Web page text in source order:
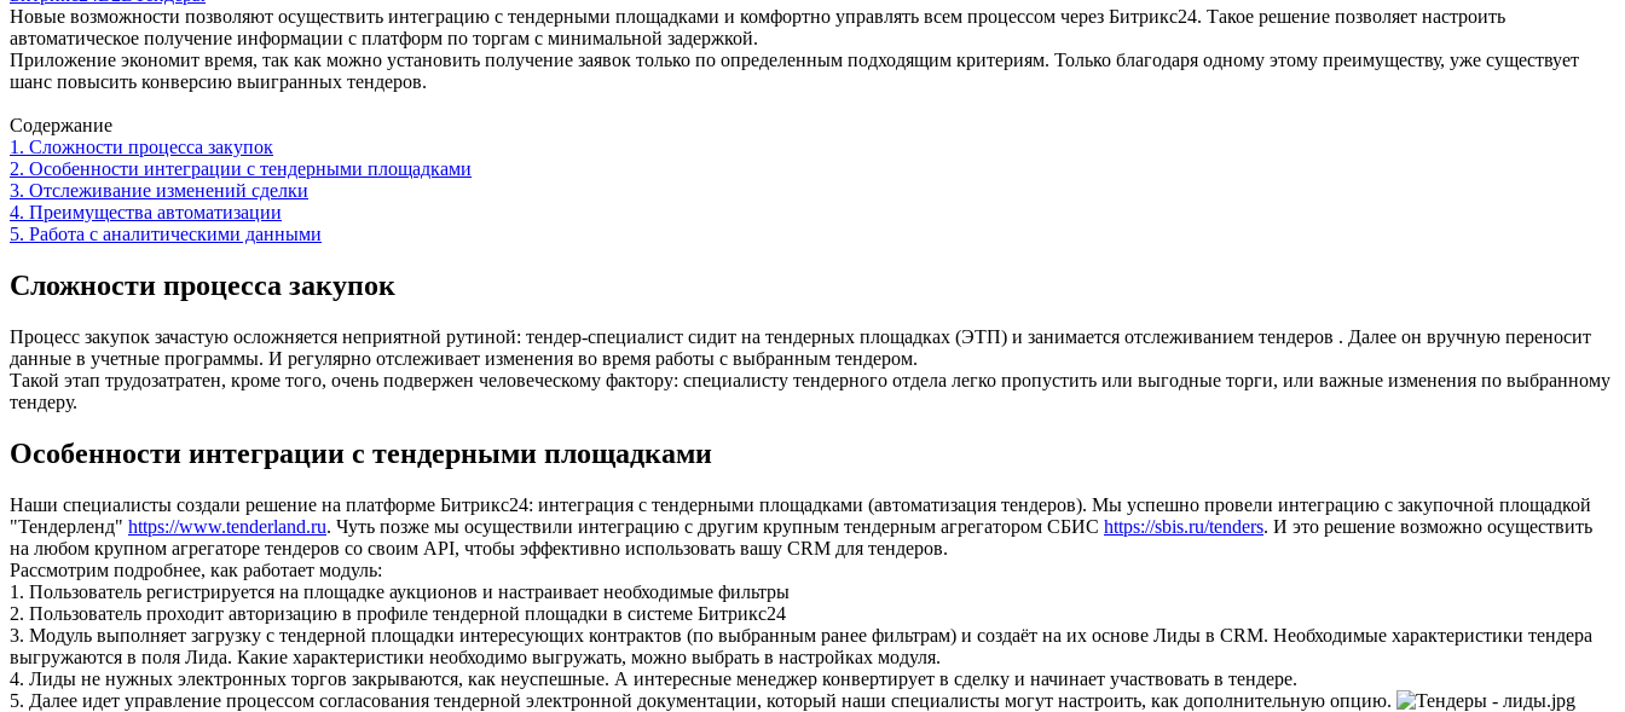
Новые возможности позволяют осуществить интеграцию с тендерными площадками и комфортно управлять всем процессом через Битрикс24. Такое решение позволяет настроить
автоматическое получение информации с платформ по торгам с минимальной задержкой.
Приложение экономит время, так как можно установить получение заявок только по определенным подходящим критериям. Только благодаря одному этому преимуществу, уже существует
шанс повысить конверсию выигранных тендеров.
Содержание
1. Сложности процесса закупок
2. Особенности интеграции с тендерными площадками
3. Отслеживание изменений сделки
4. Преимущества автоматизации
5. Работа с аналитическими данными
Сложности процесса закупок
Процесс закупок зачастую осложняется неприятной рутиной: тендер-специалист сидит на тендерных площадках (ЭТП) и занимается отслеживанием тендеров . Далее он вручную переносит
данные в учетные программы. И регулярно отслеживает изменения во время работы с выбранным тендером.
Такой этап трудозатратен, кроме того, очень подвержен человеческому фактору: специалисту тендерного отдела легко пропустить или выгодные торги, или важные изменения по выбранному
тендеру.
Особенности интеграции с тендерными площадками
Наши специалисты создали решение на платформе Битрикс24: интеграция с тендерными площадками (автоматизация тендеров). Мы успешно провели интеграцию с закупочной площадкой
"Тендерленд" https://www.tenderland.ru. Чуть позже мы осуществили интеграцию с другим крупным тендерным агрегатором СБИС https://sbis.ru/tenders. И это решение возможно осуществить
на любом крупном агрегаторе тендеров со своим API, чтобы эффективно использовать вашу CRM для тендеров.
Рассмотрим подробнее, как работает модуль:
1. Пользователь регистрируется на площадке аукционов и настраивает необходимые фильтры
2. Пользователь проходит авторизацию в профиле тендерной площадки в системе Битрикс24
3. Модуль выполняет загрузку с тендерной площадки интересующих контрактов (по выбранным ранее фильтрам) и создаёт на их основе Лиды в CRM. Необходимые характеристики тендера
выгружаются в поля Лида. Какие характеристики необходимо выгружать, можно выбрать в настройках модуля.
4. Лиды не нужных электронных торгов закрываются, как неуспешные. А интересные менеджер конвертирует в сделку и начинает участвовать в тендере.
5. Далее идет управление процессом согласования тендерной электронной документации, который наши специалисты могут настроить, как дополнительную опцию.